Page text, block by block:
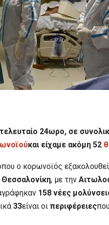
24ωρο, σε
και είχαμε ακόμη 52
ο κορωνοϊός
, με την
158 νέες
33είναι οι περιφέρειες